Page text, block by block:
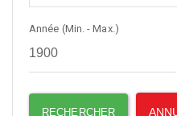
Année (Min. - Max.)